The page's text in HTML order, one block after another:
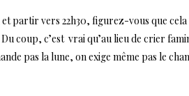
et partir vers 22h30, figurez-vous que
coup, c’est vrai qu’au lieu de crier
pas la lune, on exige même pas le